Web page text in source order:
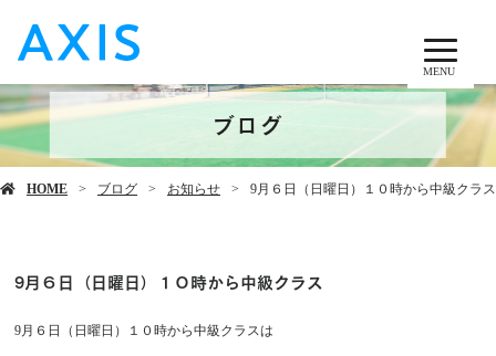
MENU
ブログ
HOME ブログ お知らせ 9月６日（日曜日）１０時から中級クラス
9月６日（日曜日）１０時から中級クラス
9月６日（日曜日）１０時から中級クラスは